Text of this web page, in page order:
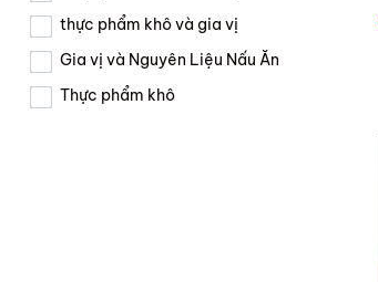
thực phẩm khô và gia vị
Gia vị và Nguyên Liệu Nấu Ăn
Thực phẩm khô